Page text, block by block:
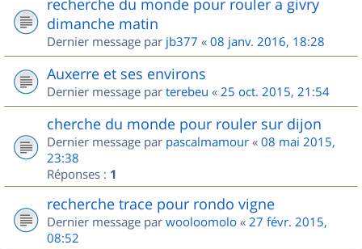
dimanche matin
Dernier message par jb377 « 08 janv. 2016, 18:28
Auxerre et ses environs
Dernier message par terebeu « 25 oct. 2015, 21:54
cherche du monde pour rouler sur dijon
Dernier message par pascalmamour « 08 mai 2015,
23:38
Réponses : 1
recherche trace pour rondo vigne
Dernier message par wooloomolo « 27 févr. 2015,
08:52